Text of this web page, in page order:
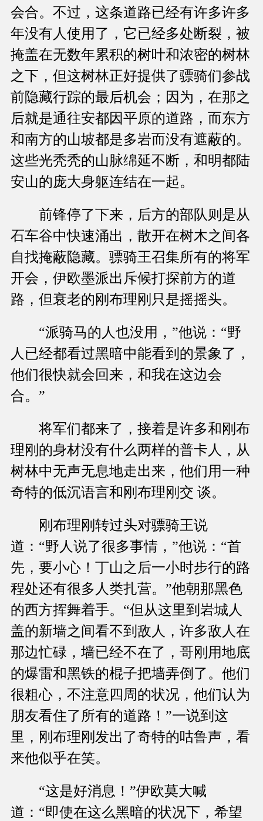
会合。不过，这条道路已经有许多许多
年没有人使用了，它已经多处断裂，被
掩盖在无数年累积的树叶和浓密的树林
之下，但这树林正好提供了骠骑们参战
前隐藏行踪的最后机会；因为，在那之
后就是通往安都因平原的道路，而东方
和南方的山坡都是多岩而没有遮蔽的。
这些光秃秃的山脉绵延不断，和明都陆
安山的庞大身躯连结在一起。
前锋停了下来，后方的部队则是从
石车谷中快速涌出，散开在树木之间各
自找掩蔽隐藏。骠骑王召集所有的将军
开会，伊欧墨派出斥候打探前方的道
路，但衰老的刚布理刚只是摇摇头。
“派骑马的人也没用，”他说：“野
人已经都看过黑暗中能看到的景象了，
他们很快就会回来，和我在这边会
合。”
将军们都来了，接着是许多和刚布
理刚的身材没有什么两样的普卡人，从
树林中无声无息地走出来，他们用一种
奇特的低沉语言和刚布理刚交 谈。
刚布理刚转过头对骠骑王说
道：“野人说了很多事情，”他说：“首
先，要小心！丁山之后一小时步行的路
程处还有很多人类扎营。”他朝那黑色
的西方挥舞着手。“但从这里到岩城人
盖的新墙之间看不到敌人，许多敌人在
那边忙碌，墙已经不在了，哥刚用地底
的爆雷和黑铁的棍子把墙弄倒了。他们
很粗心，不注意四周的状况，他们认为
朋友看住了所有的道路！”一说到这
里，刚布理刚发出了奇特的咕鲁声，看
来他似乎在笑。
“这是好消息！”伊欧莫大喊
道：“即使在这么黑暗的状况下，希望